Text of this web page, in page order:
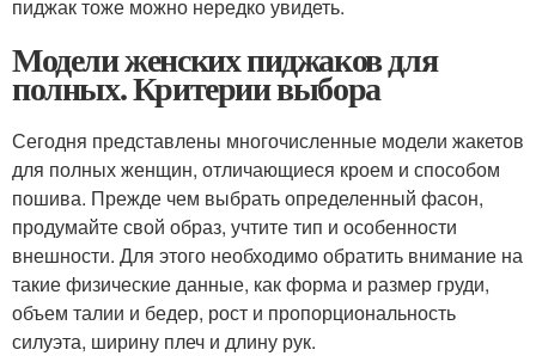
пиджак тоже можно нередко увидеть.
Модели женских пиджаков для
полных. Критерии выбора
Сегодня представлены многочисленные модели жакетов
для полных женщин, отличающиеся кроем и способом
пошива. Прежде чем выбрать определенный фасон,
продумайте свой образ, учтите тип и особенности
внешности. Для этого необходимо обратить внимание на
такие физические данные, как форма и размер груди,
объем талии и бедер, рост и пропорциональность
силуэта, ширину плеч и длину рук.